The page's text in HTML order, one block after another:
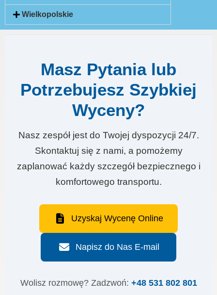
Wielkopolskie
Masz Pytania lub
Potrzebujesz Szybkiej
Wyceny?
Nasz zespół jest do Twojej dyspozycji 24/7.
Skontaktuj się z nami, a pomożemy
zaplanować każdy szczegół bezpiecznego i
komfortowego transportu.
Uzyskaj Wycenę Online
Napisz do Nas E-mail
Wolisz rozmowę? Zadzwoń: +48 531 802 801